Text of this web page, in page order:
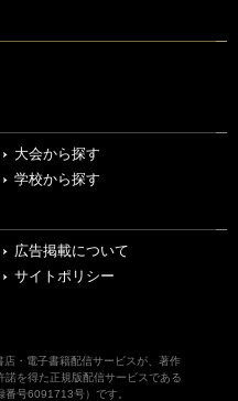
大会から探す
学校から探す
広告掲載について
サイトポリシー
・電子書籍配信サービスが、著作
諾を得た正規版配信サービスである
番号6091713号）です。